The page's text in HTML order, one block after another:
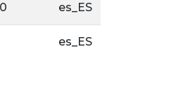
es_ES
es_ES